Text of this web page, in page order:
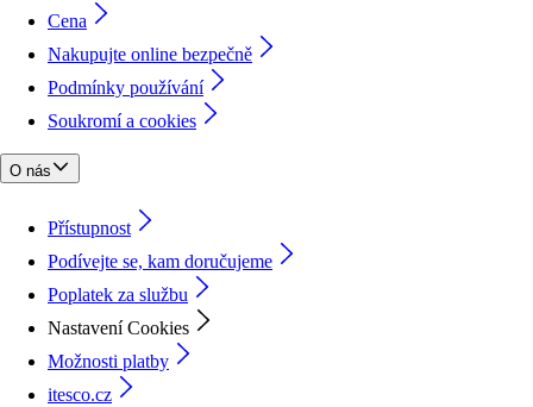
Cena
Nakupujte online bezpečně
Podmínky používání
Soukromí a cookies
O nás
Přístupnost
Podívejte se, kam doručujeme
Poplatek za službu
Nastavení Cookies
Možnosti platby
itesco.cz